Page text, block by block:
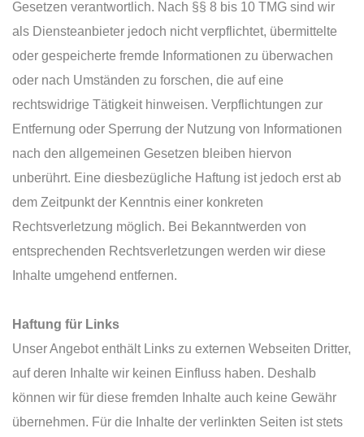
Gesetzen verantwortlich. Nach §§ 8 bis 10 TMG sind wir
als Diensteanbieter jedoch nicht verpflichtet, übermittelte
oder gespeicherte fremde Informationen zu überwachen
oder nach Umständen zu forschen, die auf eine
rechtswidrige Tätigkeit hinweisen. Verpflichtungen zur
Entfernung oder Sperrung der Nutzung von Informationen
nach den allgemeinen Gesetzen bleiben hiervon
unberührt. Eine diesbezügliche Haftung ist jedoch erst ab
dem Zeitpunkt der Kenntnis einer konkreten
Rechtsverletzung möglich. Bei Bekanntwerden von
entsprechenden Rechtsverletzungen werden wir diese
Inhalte umgehend entfernen.
Haftung für Links
Unser Angebot enthält Links zu externen Webseiten Dritter,
auf deren Inhalte wir keinen Einfluss haben. Deshalb
können wir für diese fremden Inhalte auch keine Gewähr
übernehmen. Für die Inhalte der verlinkten Seiten ist stets